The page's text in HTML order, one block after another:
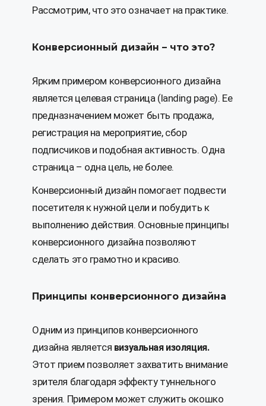
Рассмотрим, что это означает на практике.
Конверсионный дизайн – что это?
Ярким примером конверсионного дизайна
является целевая страница (landing page). Ее
предназначением может быть продажа,
регистрация на мероприятие, сбор
подписчиков и подобная активность. Одна
страница – одна цель, не более.
Конверсионный дизайн помогает подвести
посетителя к нужной цели и побудить к
выполнению действия. Основные принципы
конверсионного дизайна позволяют
сделать это грамотно и красиво.
Принципы конверсионного дизайна
Одним из принципов конверсионного
дизайна является визуальная изоляция.
Этот прием позволяет захватить внимание
зрителя благодаря эффекту туннельного
зрения. Примером может служить окошко